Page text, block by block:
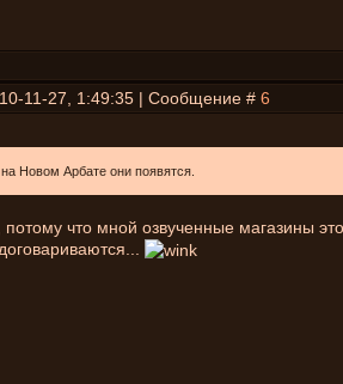
11-27, 1:49:35 | Сообщение # 6
Новом Арбате они появятся.
что мной озвученные магазины